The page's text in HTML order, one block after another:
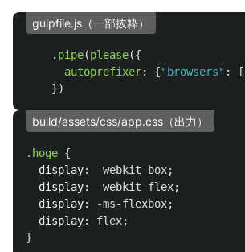
gulpfile.js（一部抜粋）
. pipe(please({
autoprefixer: {" browsers" : [
})
build/assets/css/app.css（出力）
.hoge {
display: -webkit-box;
display: -webkit-flex;
display: -ms-flexbox;
display: flex;
}